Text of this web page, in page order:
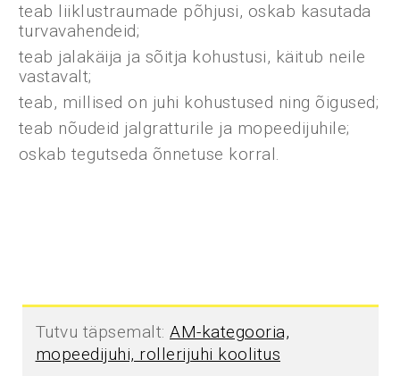
teab liiklustraumade põhjusi, oskab kasutada
turvavahendeid;
teab jalakäija ja sõitja kohustusi, käitub neile
vastavalt;
teab, millised on juhi kohustused ning õigused;
teab nõudeid jalgratturile ja mopeedijuhile;
oskab tegutseda õnnetuse korral.
Tutvu täpsemalt: AM-kategooria,
mopeedijuhi, rollerijuhi koolitus